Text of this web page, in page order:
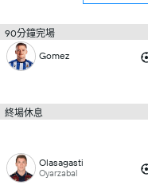
90分鐘完場
Gomez
終場休息
Olasagasti
Oyarzabal